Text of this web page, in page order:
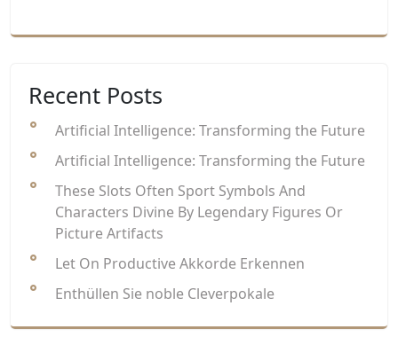
Recent Posts
Artificial Intelligence: Transforming the Future
Artificial Intelligence: Transforming the Future
These Slots Often Sport Symbols And
Characters Divine By Legendary Figures Or
Picture Artifacts
Let On Productive Akkorde Erkennen
Enthüllen Sie noble Cleverpokale